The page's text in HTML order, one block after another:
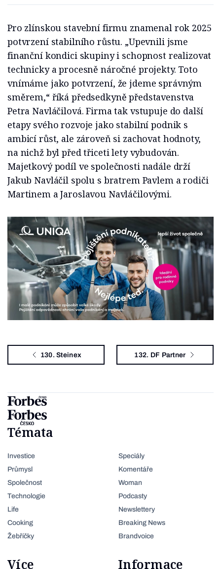
Pro zlínskou stavební firmu znamenal rok 2025
potvrzení stabilního růstu. „Upevnili jsme
finanční kondici skupiny i schopnost realizovat
technicky a procesně náročné projekty. Toto
vnímáme jako potvrzení, že jdeme správným
směrem,“ říká předsedkyně představenstva
Petra Navláčilová. Firma tak vstupuje do další
etapy svého rozvoje jako stabilní podnik s
ambicí růst, ale zároveň si zachovat hodnoty,
na nichž byl před třiceti lety vybudován.
Majetkový podíl ve společnosti nadále drží
Jakub Navláčil spolu s bratrem Pavlem a rodiči
Martinem a Jaroslavou Navláčilovými.
130. Steinex 132. DF Partner
Témata
Investice
Průmysl
Společnost
Technologie
Life
Cooking
Žebříčky
Speciály
Komentáře
Woman
Podcasty
Newslettery
Breaking News
Brandvoice
Více Informace